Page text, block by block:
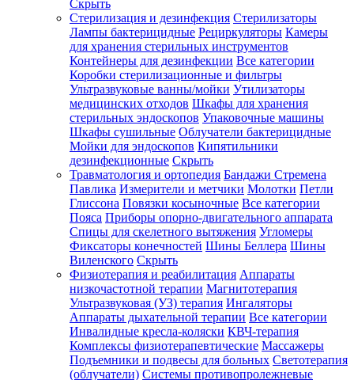
Скрыть
Стерилизация и дезинфекция Стерилизаторы
Лампы бактерицидные Рециркуляторы Камеры
для хранения стерильных инструментов
Контейнеры для дезинфекции Все категории
Коробки стерилизационные и фильтры
Ультразвуковые ванны/мойки Утилизаторы
медицинских отходов Шкафы для хранения
стерильных эндоскопов Упаковочные машины
Шкафы сушильные Облучатели бактерицидные
Мойки для эндоскопов Кипятильники
дезинфекционные Скрыть
Травматология и ортопедия Бандажи Стремена
Павлика Измерители и метчики Молотки Петли
Глиссона Повязки косыночные Все категории
Пояса Приборы опорно-двигательного аппарата
Спицы для скелетного вытяжения Угломеры
Фиксаторы конечностей Шины Беллера Шины
Виленского Скрыть
Физиотерапия и реабилитация Аппараты
низкочастотной терапии Магнитотерапия
Ультразвуковая (УЗ) терапия Ингаляторы
Аппараты дыхательной терапии Все категории
Инвалидные кресла-коляски КВЧ-терапия
Комплексы физиотерапевтические Массажеры
Подъемники и подвесы для больных Светотерапия
(облучатели) Системы противопролежневые